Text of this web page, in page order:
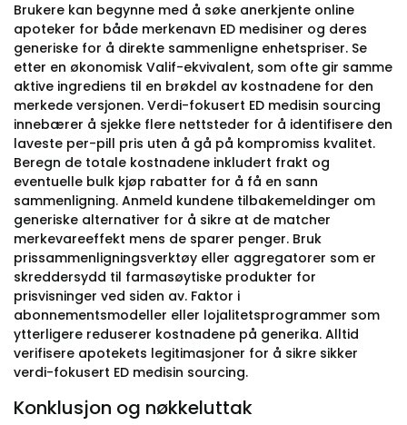
Brukere kan begynne med å søke anerkjente online
apoteker for både merkenavn ED medisiner og deres
generiske for å direkte sammenligne enhetspriser. Se
etter en økonomisk Valif-ekvivalent, som ofte gir samme
aktive ingrediens til en brøkdel av kostnadene for den
merkede versjonen. Verdi-fokusert ED medisin sourcing
innebærer å sjekke flere nettsteder for å identifisere den
laveste per-pill pris uten å gå på kompromiss kvalitet.
Beregn de totale kostnadene inkludert frakt og
eventuelle bulk kjøp rabatter for å få en sann
sammenligning. Anmeld kundene tilbakemeldinger om
generiske alternativer for å sikre at de matcher
merkevareeffekt mens de sparer penger. Bruk
prissammenligningsverktøy eller aggregatorer som er
skreddersydd til farmasøytiske produkter for
prisvisninger ved siden av. Faktor i
abonnementsmodeller eller lojalitetsprogrammer som
ytterligere reduserer kostnadene på generika. Alltid
verifisere apotekets legitimasjoner for å sikre sikker
verdi-fokusert ED medisin sourcing.
Konklusjon og nøkkeluttak